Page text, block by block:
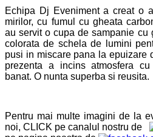
Echipa Dj Eveniment a creat o
mirilor, cu fumul cu gheata
au servit o cupa de sampanie cu
colorata de schela de lumini
pusi in miscare pana la epuizare
prezenta a incins atmosfera
banat. O nunta superba si reusita.
Pentru mai multe imagini de la
noi, CLICK pe canalul nostru de